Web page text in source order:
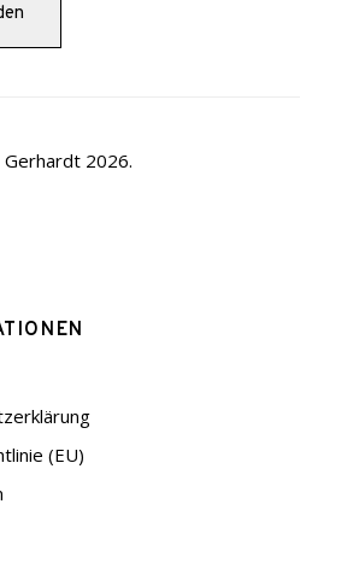
2026.
(EU)